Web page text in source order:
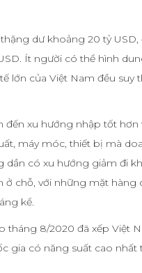
dư khoảng 20 tỷ
Ít người có thể hình
lớn của Việt Nam đều suy
đến xu hướng nhập tốt
máy móc, thiết bị mà
có xu hướng giảm đi
chỗ, với những mặt hàng
kể.
tháng 8/2020 đã xếp Việt
gia có năng suất cao